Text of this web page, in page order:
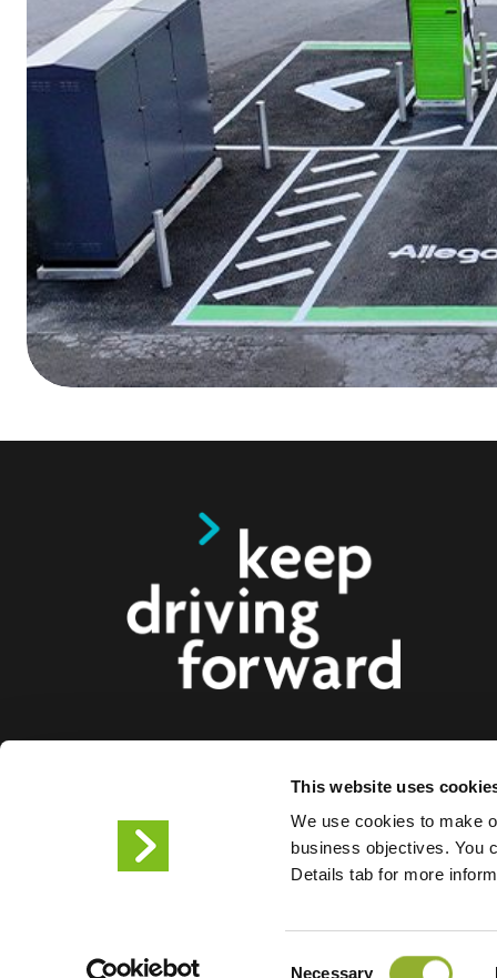
This website uses
We use cookies to make
business objectives. You
Details tab for more
Necessary
motocicletas, autobuses y camiones para
ciudades. Nuestras soluciones de carga
empresas y ciudades el suministro de la
los conductores de VE , mientras que la
Condiciones de uso